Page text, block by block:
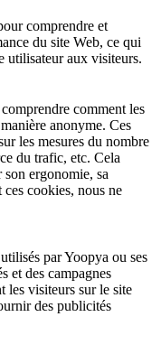
comprendre et
du site Web, ce qui
utilisateur aux visiteurs.
comment les
anonyme. Ces
les mesures du nombre
du trafic, etc. Cela
ergonomie, sa
cookies, nous ne
par Yoopya ou ses
et des campagnes
les visiteurs sur le site
des publicités